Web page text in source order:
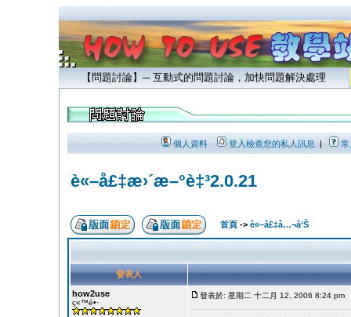
【問題討論】─ 互動式的問題討論，加快問題解決處理
個人資料 登入檢查您的私人訊息| 常
è«–å£‡æ›´æ–°è‡³2.0.21
首頁 -> è«–å£‡å…¬å‘Š
發表人
how2use
ç«™é•·
發表於: 星期二 十二月 12, 2006 8:24 pm